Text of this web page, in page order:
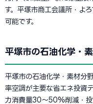
す。平塚市商工会議所・よ
可能です。
平塚市の石油化学・
平塚市の石油化学・素材分
率空調が主要な省エネ投資
力消費量30〜50%削減・